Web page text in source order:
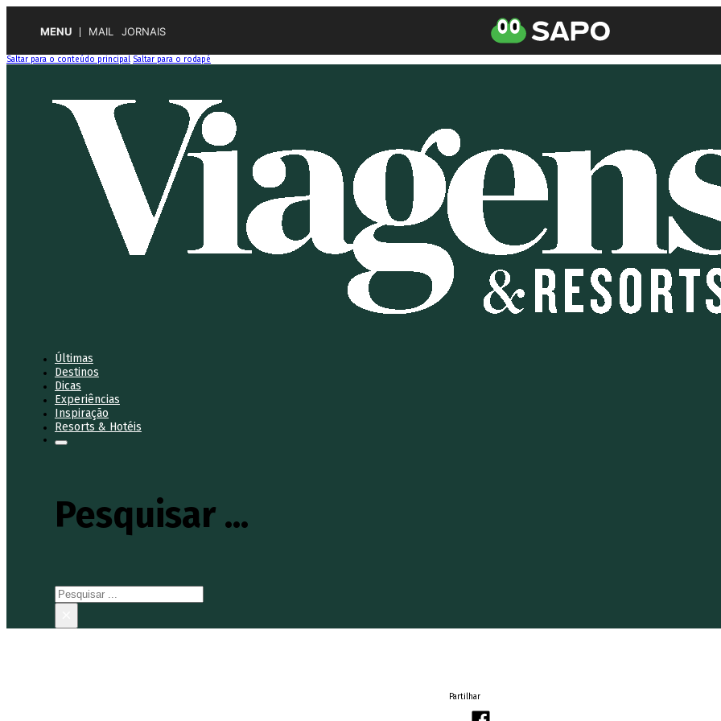
MENU MAIL JORNAIS
Saltar para o conteúdo principal Saltar para o rodapé
Últimas
Destinos
Dicas
Experiências
Inspiração
Resorts & Hotéis
Pesquisar ...
Pesquisar
Partilhar